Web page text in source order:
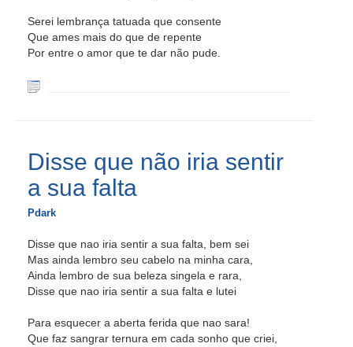
Serei lembrança tatuada que consente
Que ames mais do que de repente
Por entre o amor que te dar não pude.
Disse que não iria sentir
a sua falta
Pdark
Disse que nao iria sentir a sua falta, bem sei
Mas ainda lembro seu cabelo na minha cara,
Ainda lembro de sua beleza singela e rara,
Disse que nao iria sentir a sua falta e lutei
Para esquecer a aberta ferida que nao sara!
Que faz sangrar ternura em cada sonho que criei,